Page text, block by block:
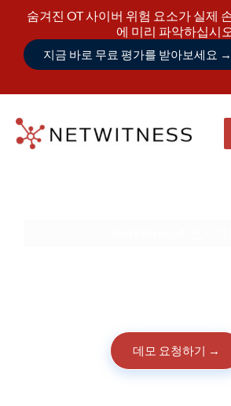
숨겨진 OT 사이버 위험 요소가 실제
에 미리 파악하십시
지금 바로 무료 평가를 받아보세요 →
데모 요청하기 →